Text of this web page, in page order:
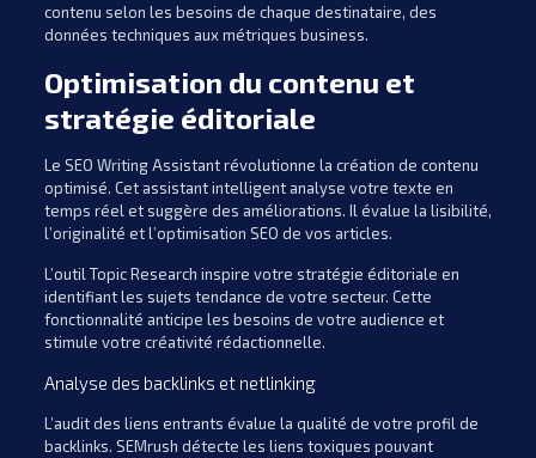
contenu selon les besoins de chaque destinataire, des
données techniques aux métriques business.
Optimisation du contenu et
stratégie éditoriale
Le SEO Writing Assistant révolutionne la création de contenu
optimisé. Cet assistant intelligent analyse votre texte en
temps réel et suggère des améliorations. Il évalue la lisibilité,
l’originalité et l’optimisation SEO de vos articles.
L’outil Topic Research inspire votre stratégie éditoriale en
identifiant les sujets tendance de votre secteur. Cette
fonctionnalité anticipe les besoins de votre audience et
stimule votre créativité rédactionnelle.
Analyse des backlinks et netlinking
L’audit des liens entrants évalue la qualité de votre profil de
backlinks. SEMrush détecte les liens toxiques pouvant